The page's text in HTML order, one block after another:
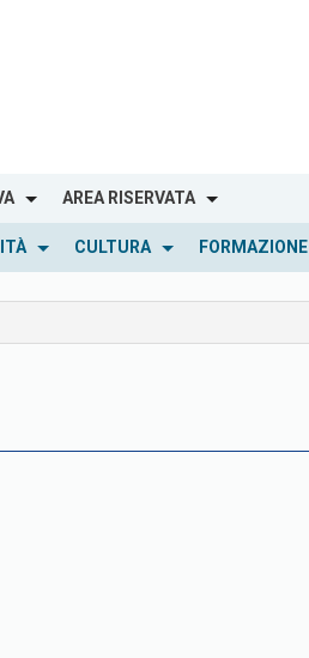
AREA RISERVATA
CULTURA FORMAZIONE